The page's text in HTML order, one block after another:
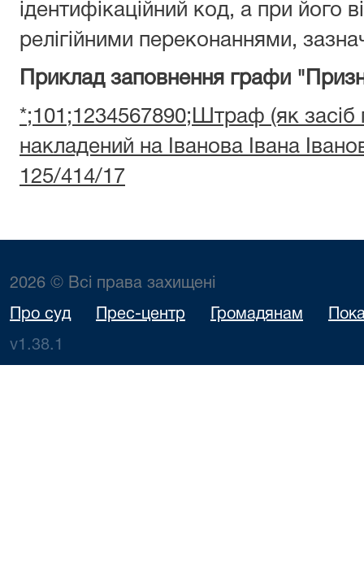
ідентифікаційний код, а при його
релігійними переконаннями,
Приклад заповнення графи
*;101;1234567890;Штраф (як засіб
накладений на Іванова Івана
125/414/17
2026 © Всі права захищені
Про суд Прес-центр Громадянам
v1.38.1